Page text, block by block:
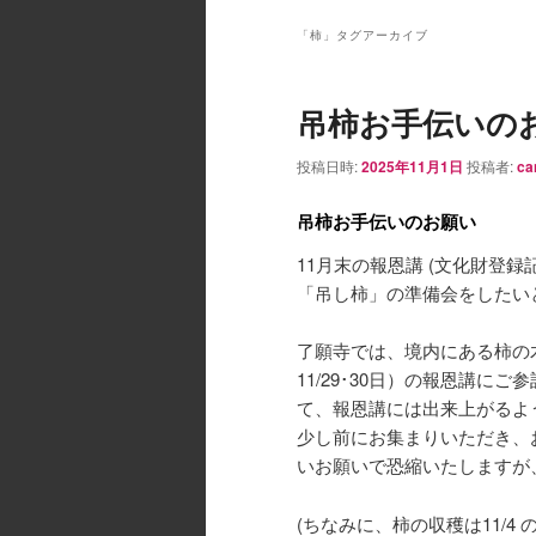
「柿 」タグアーカイブ
吊柿お手伝いの
投稿日時:2025年11月1日 投稿者:
吊柿お手伝いのお願い
11月末の報恩講 (文化財登録
「吊し柿」の準備会をした
了願寺では、境内にある柿
11/29･30日）の報恩講にご
て、報恩講には出来上がる
少し前にお集まりいただき
いお願いで恐縮いたします
(ちなみに、柿の収穫は11/4